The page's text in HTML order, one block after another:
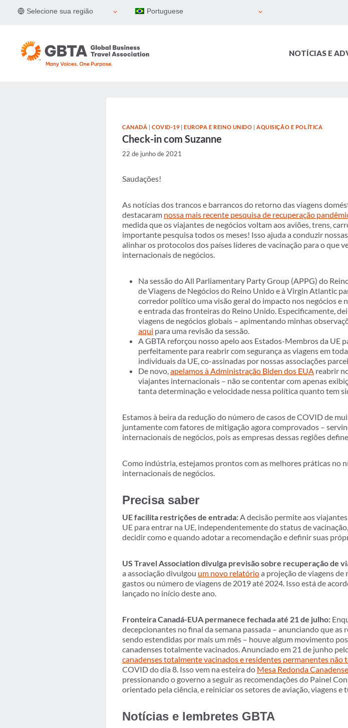
Selecione sua região Portuguese
NOTÍCIAS E
CANADÁ |COVID-19 |EUROPA E REINO UNIDO |AQUISIÇÃO E POLÍTICA
Check-in com Suzanne
22 de junho de 2021
Saudações!
As notícias dos trancos e barrancos do retorno das viagens
destacaram nossa mais recente pesquisa de recuperação
medida que os viajantes de negócios voltam aos aviões, trens,
importante pesquisa todos os meses! Isso ajuda a conduzir
alinhar os protocolos dos países líderes de vacinação para o que
internacionais de negócios.
Na sessão do All Parliamentary Party Group (APPG) do
de Viagens de Negócios do Reino Unido e à Virgin Atlantic
corredor político uma visão geral do impacto nos negócios e
e entrada das fronteiras do Reino Unido. Especificamente,
viagens de negócios globais – apimentando minhas
aqui para uma revisão da sessão.
A GBTA reforçou nosso apelo aos Estados-Membros da UE
perfeitamente para reabrir com segurança as viagens em
individuais da UE, co-assinadas por nossas associações
De novo,apelamos à Administração Biden dos EUA reabrir
viajantes internacionais – não se contentar com apenas
tanta determinação e velocidade nessa política quanto tem
Estamos à beira da redução do número de casos de COVID de
juntamente com fatores de mitigação agora comprovados –
internacionais de negócios, pois as empresas dessas regiões
Como indústria, estejamos prontos com as melhores práticas no
internacionais de negócios.
Precisa saber
UE facilita restrições de entrada:A decisão permite aos
UE para entrar na UE, independentemente do status de
decidir como e quando adotar a recomendação e definir suas
US Travel Association divulga previsão sobre recuperação de
a associação divulgou um novo relatórioa projeção de viagens
gastos ou número de viagens de 2019 até 2024. Isso está de
lançado no início deste ano.
Fronteira Canadá-EUA permanece fechada até 21 de julho:
decepcionantes no final da semana passada – anunciando que
sendo estendidas por mais um mês – houve algum movimento
canadenses totalmente vacinados. Anunciado em 21 de junho
canadenses totalmente vacinados e residentes permanentes não
COVID do dia 8. Isso vem na esteira do Mesa Redonda
pressionando o governo a seguir as recomendações do Painel
orientado pela ciência, e reiniciar os setores de aviação, viagens e
Notícias e lembretes GBTA